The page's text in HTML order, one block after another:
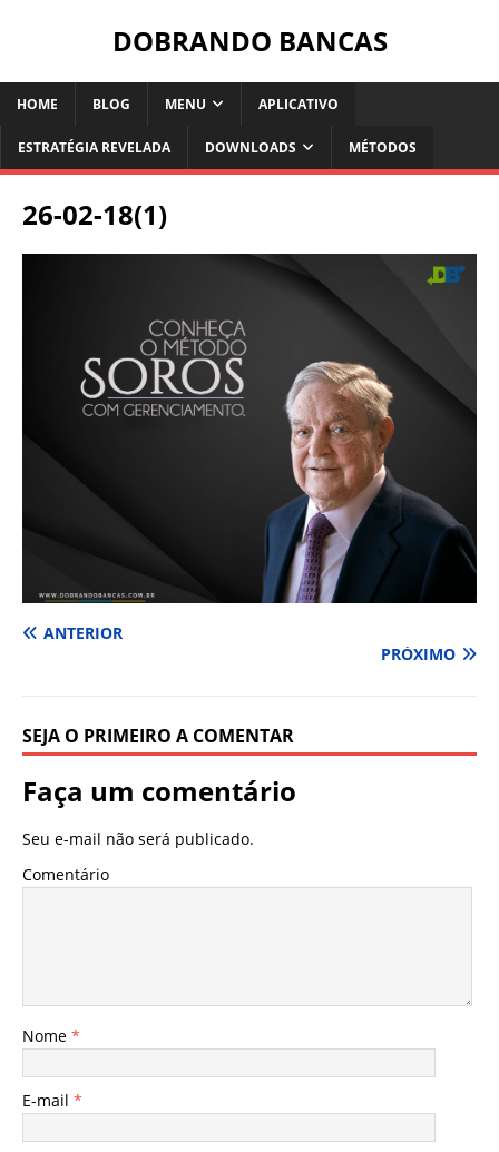
DOBRANDO BANCAS
HOME BLOG MENU APLICATIVO
ESTRATÉGIA REVELADA DOWNLOADS MÉTODOS
26-02-18(1)
ANTERIOR
PRÓXIMO
SEJA O PRIMEIRO A COMENTAR
Faça um comentário
Seu e-mail não será publicado.
Comentário
Nome *
E-mail *